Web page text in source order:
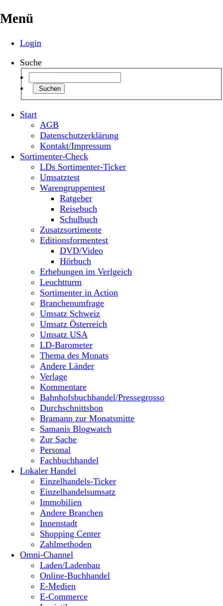
Menü
Login
Suche
Suchen
Start
AGB
Datenschutzerklärung
Kontakt/Impressum
Sortimenter-Check
LDs Sortimenter-Ticker
Umsatztest
Warengruppentest
Ratgeber
Reisebuch
Schulbuch
Zusatzsortimente
Editionsformentest
DVD/Video
Hörbuch
Erhebungen im Verlgeich
Leuchtturm
Sortimenter in Action
Branchenumfrage
Umsatz Schweiz
Umsatz Österreich
Umsatz USA
LD-Barometer
Thema des Monats
Andere Länder
Verlage
Kommentare
Bahnhofsbuchhandel/Pressegrosso
Durchschnittsbon
Bramann zur Monatsmitte
Samanis Blogwatch
Zur Sache
Personal
Fachbuchhandel
Lokaler Handel
Einzelhandels-Ticker
Einzelhandelsumsatz
Immobilien
Andere Branchen
Innenstadt
Shopping Center
Zahlmethoden
Omni-Channel
Laden/Ladenbau
Online-Buchhandel
E-Medien
E-Commerce